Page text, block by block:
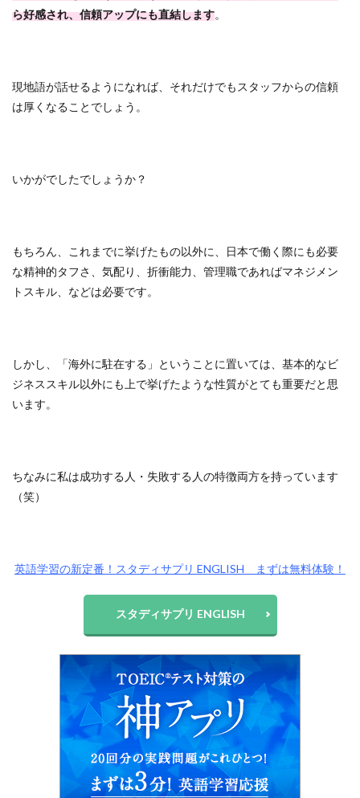
ら好感され、信頼アップにも直結します。
現地語が話せるようになれば、それだけでもスタッフからの信頼
は厚くなることでしょう。
いかがでしたでしょうか？
もちろん、これまでに挙げたもの以外に、日本で働く際にも必要
な精神的タフさ、気配り、折衝能力、管理職であればマネジメン
トスキル、などは必要です。
しかし、「海外に駐在する」ということに置いては、基本的なビ
ジネススキル以外にも上で挙げたような性質がとても重要だと思
います。
ちなみに私は成功する人・失敗する人の特徴両方を持っています
（笑）
英語学習の新定番！スタディサプリ ENGLISH まずは無料体験！
スタディサプリ ENGLISH